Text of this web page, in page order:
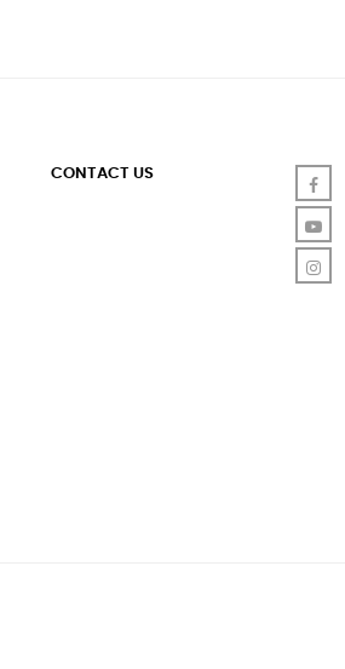
CONTACT US